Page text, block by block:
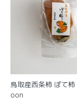
鳥取産西条柿 ぽて柿
oon